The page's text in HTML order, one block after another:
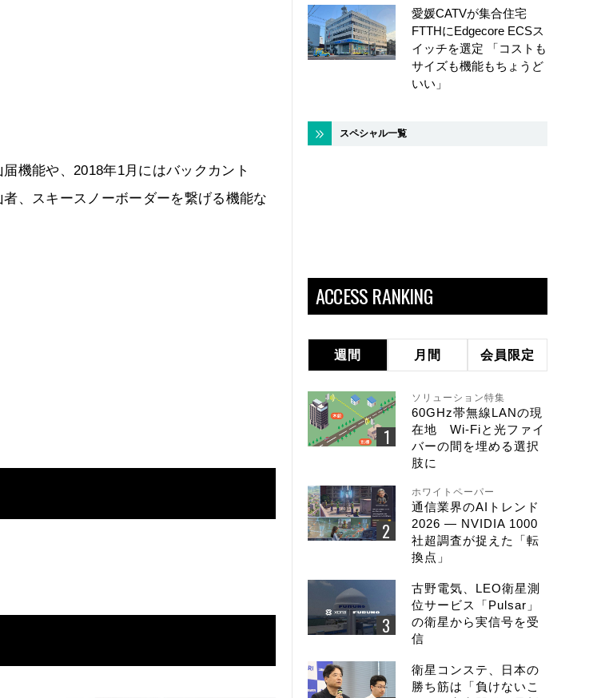
機能や、2018年1月にはバックカント
、スキースノーボーダーを繋げる機能な
愛媛CATVが集合住宅
FTTHにEdgecore ECSス
イッチを選定 「コストも
サイズも機能もちょうど
いい」
スペシャル一覧
ACCESS RANKING
週間 月間 会員限定
ソリューション特集
60GHz帯無線LANの現
在地 Wi-Fiと光ファイ
バーの間を埋める選択
肢に
ホワイトペーパー
通信業界のAIトレンド
2026 ― NVIDIA 1000
社超調査が捉えた「転
換点」
古野電気、LEO衛星測
位サービス「Pulsar」
の衛星から実信号を受
信
衛星コンステ、日本の
勝ち筋は「負けないこ